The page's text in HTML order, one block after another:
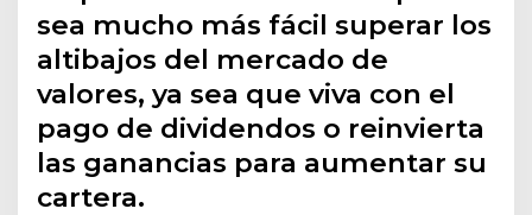
sea mucho más fácil superar los
altibajos del mercado de
valores, ya sea que viva con el
pago de dividendos o reinvierta
las ganancias para aumentar su
cartera.